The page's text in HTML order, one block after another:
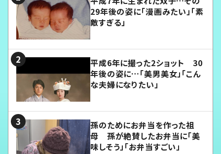
29年後の姿に「漫画みたい」「素
敵すぎる」
平成6年に撮った2ショット 30
年後の姿に…「美男美女」「こん
な夫婦になりたい」
孫のためにお弁当を作った祖
母 孫が絶賛したお弁当に「美
味しそう」「お弁当すごい」